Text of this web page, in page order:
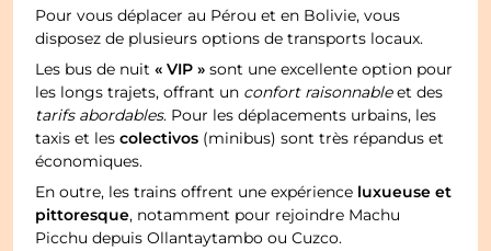
Pour vous déplacer au Pérou et en Bolivie, vous
disposez de plusieurs options de transports locaux.
Les bus de nuit« VIP » sont une excellente option pour
les longs trajets, offrant un confort raisonnableet des
tarifs abordables. Pour les déplacements urbains, les
taxis et lescolectivos (minibus) sont très répandus et
économiques.
En outre, les trains offrent une expérience luxueuse et
pittoresque, notamment pour rejoindre Machu
Picchu depuis Ollantaytambo ou Cuzco.